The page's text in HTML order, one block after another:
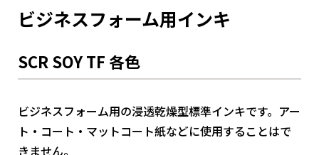
ビジネスフォーム用インキ
SCR SOY TF 各色
ビジネスフォーム用の浸透乾燥型標準インキです。アー
ト・コート・マットコート紙などに使用することはで
きません。